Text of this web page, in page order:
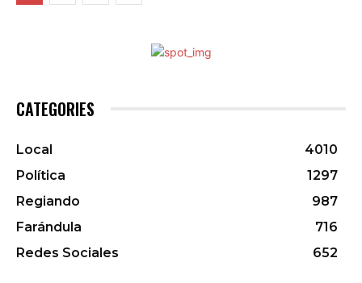
CATEGORIES
Local
4010
Política
1297
Regiando
987
Farándula
716
Redes Sociales
652